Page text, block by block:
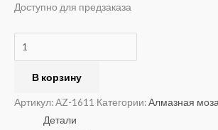
Доступно для предзаказа
В корзину
Артикул:AZ-1611 Категории:Алмазная
Детали